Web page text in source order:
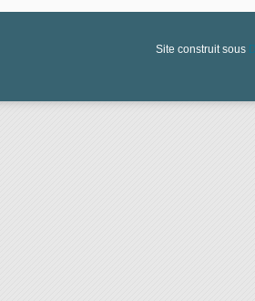
Site construit sous